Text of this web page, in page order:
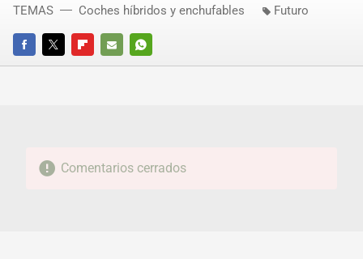
FACEBOOKTWITTERFLIPBOARD
E-
WHATSAPP
TEMAS Coches híbridos y enchufables Futuro
Comentarios cerrados